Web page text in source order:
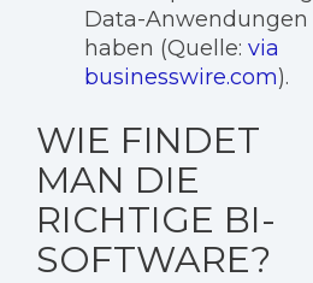
Data-Anwendungen
haben (Quelle: via
businesswire.com).
WIE FINDET
MAN DIE
RICHTIGE BI-
SOFTWARE?